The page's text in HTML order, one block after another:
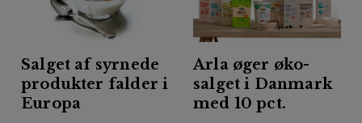
Salget af syrnede
produkter falder i
Europa
Arla øger øko-
salget i Danmark
med 10 pct.